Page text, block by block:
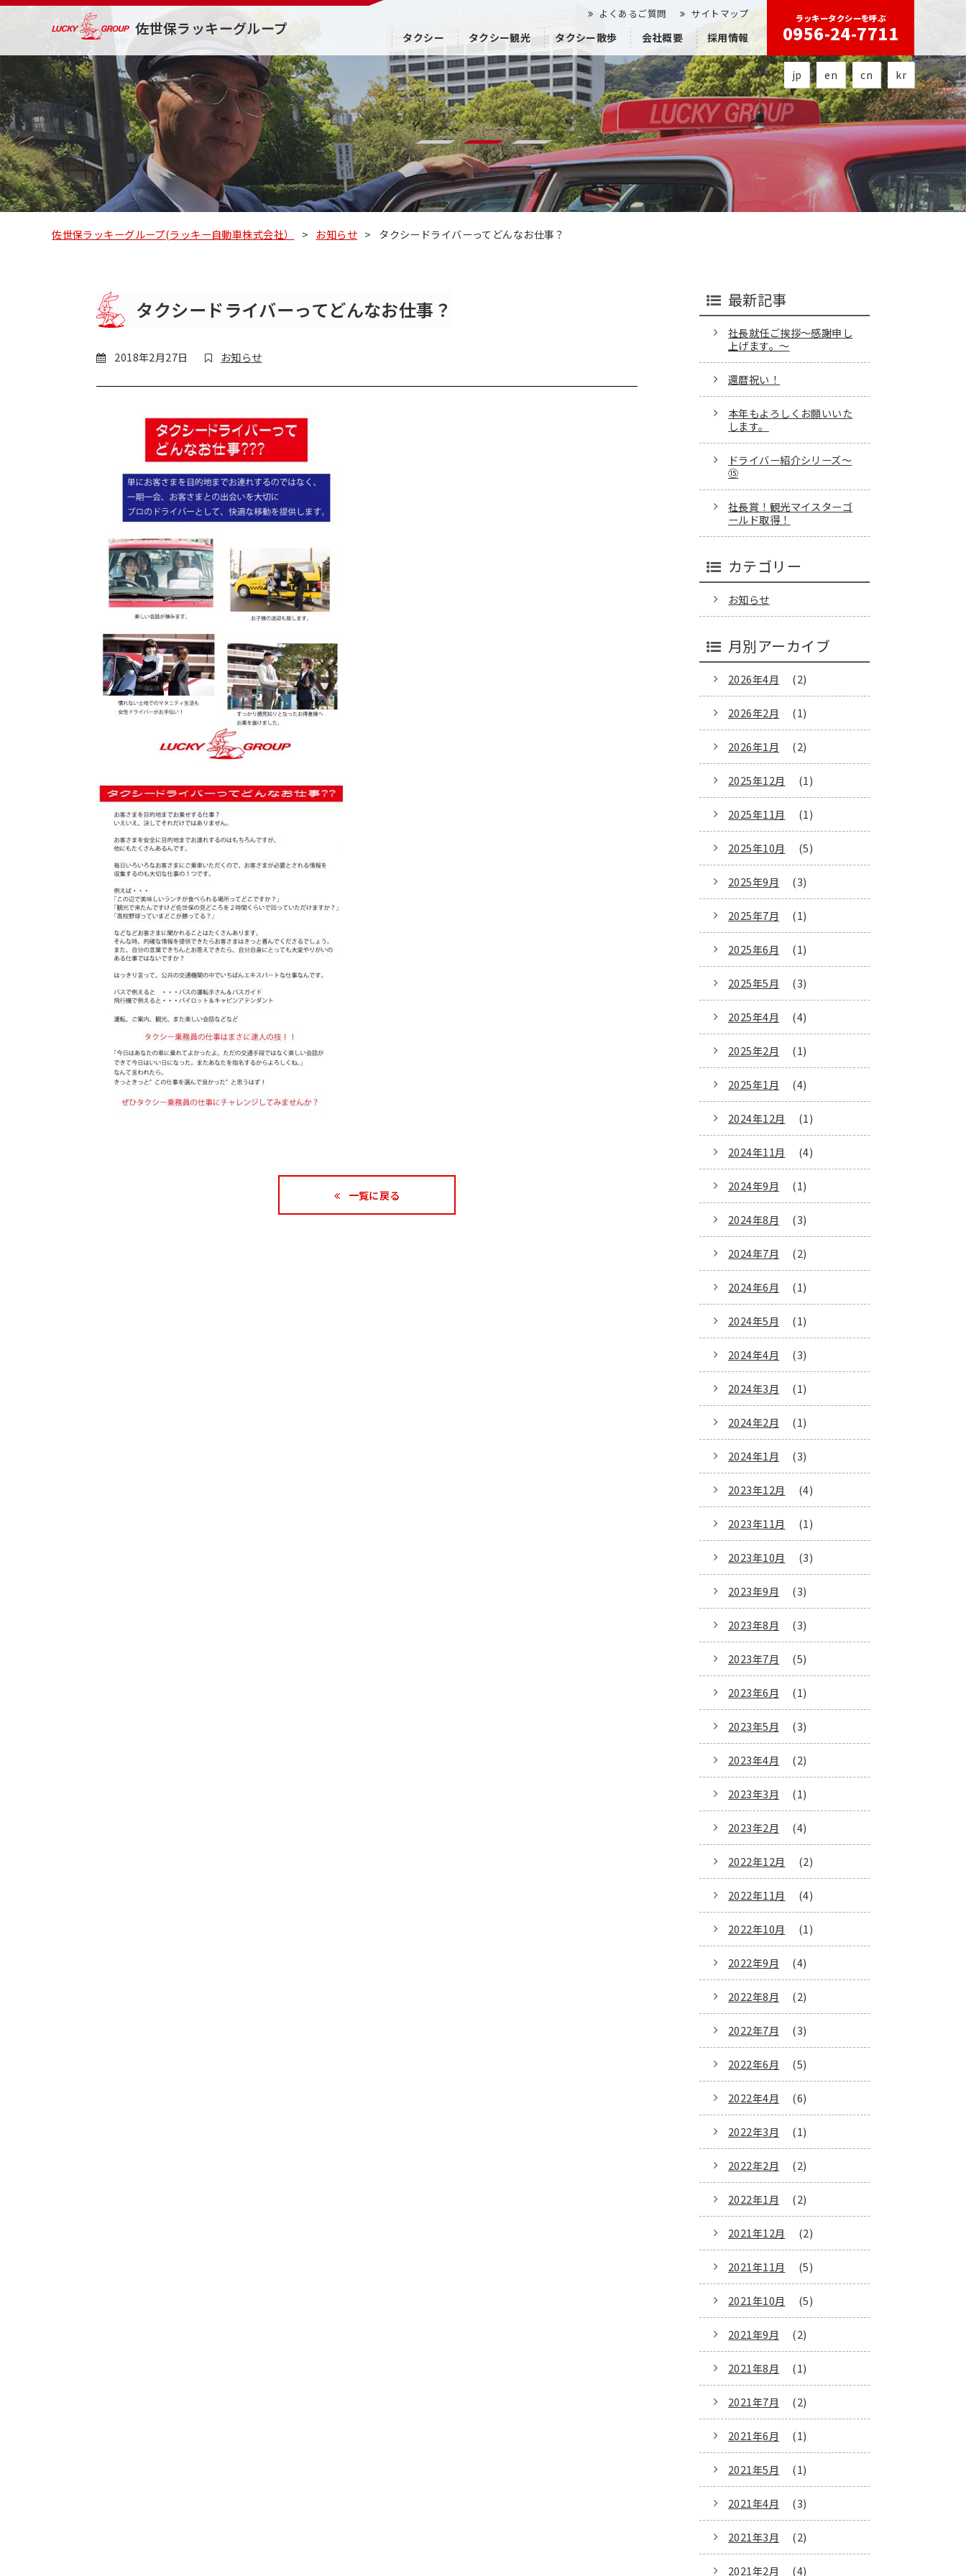
jp en cn kr
佐世保ラッキーグループ ラッキータクシーを呼ぶ
0956-24-7711
よくあるご質問 サイトマップ
タクシー タクシー観光 タクシー散歩 会社概要 採用情報
佐世保ラッキーグループ(ラッキー自動車株式会社） > お知らせ > タクシードライバーってどんなお仕事？
タクシードライバーってどんなお仕事？
2018年2月27日 お知らせ
一覧に戻る
最新記事
社長就任ご挨拶～感謝申し
上げます。～
還暦祝い！
本年もよろしくお願いいた
します。
ドライバー紹介シリーズ～
⑮
社長賞！観光マイスターゴ
ールド取得！
カテゴリー
お知らせ
月別アーカイブ
2026年4月 (2)
2026年2月 (1)
2026年1月 (2)
2025年12月 (1)
2025年11月 (1)
2025年10月 (5)
2025年9月 (3)
2025年7月 (1)
2025年6月 (1)
2025年5月 (3)
2025年4月 (4)
2025年2月 (1)
2025年1月 (4)
2024年12月 (1)
2024年11月 (4)
2024年9月 (1)
2024年8月 (3)
2024年7月 (2)
2024年6月 (1)
2024年5月 (1)
2024年4月 (3)
2024年3月 (1)
2024年2月 (1)
2024年1月 (3)
2023年12月 (4)
2023年11月 (1)
2023年10月 (3)
2023年9月 (3)
2023年8月 (3)
2023年7月 (5)
2023年6月 (1)
2023年5月 (3)
2023年4月 (2)
2023年3月 (1)
2023年2月 (4)
2022年12月 (2)
2022年11月 (4)
2022年10月 (1)
2022年9月 (4)
2022年8月 (2)
2022年7月 (3)
2022年6月 (5)
2022年4月 (6)
2022年3月 (1)
2022年2月 (2)
2022年1月 (2)
2021年12月 (2)
2021年11月 (5)
2021年10月 (5)
2021年9月 (2)
2021年8月 (1)
2021年7月 (2)
2021年6月 (1)
2021年5月 (1)
2021年4月 (3)
2021年3月 (2)
2021年2月 (4)